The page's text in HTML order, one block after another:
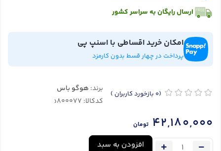
ارسال رایگان به سراسر کشور
امکان خرید اقساطی با اسنپ پی
پرداخت در چهار قسط بدون کارمزد
(0 بازخورد کاربران ) برند: هوگو باس
کدکالا:
42,180,000 تومان
افزودن به سبد